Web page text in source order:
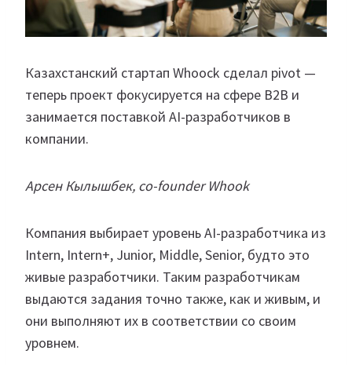
Казахстанский стартап Whoock сделал pivot —
теперь проект фокусируется на сфере В2В и
занимается поставкой AI-разработчиков в
компании.
Арсен Кылышбек, co-founder Whook
Компания выбирает уровень AI-разработчика из
Intern, Intern+, Junior, Middle, Senior, будто это
живые разработчики. Таким разработчикам
выдаются задания точно также, как и живым, и
они выполняют их в соответствии со своим
уровнем.